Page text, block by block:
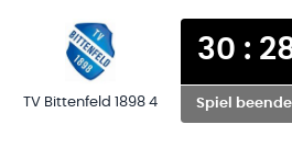
TV Bittenfeld 1898 4
30 :
Spiel